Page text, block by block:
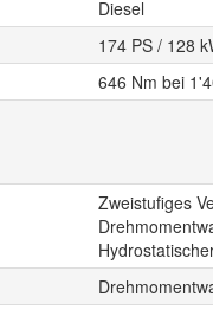
Diesel
174 PS / 128
646 Nm bei
Zweistufiges